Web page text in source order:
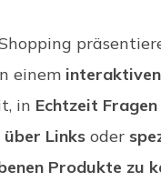
einem
in Echtzeit
Links oder
Produkte zu